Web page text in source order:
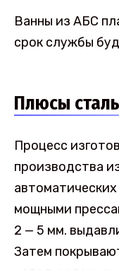
Ванны из АБС
срок службы
Плюсы
Процесс
производства
мощными
2 — 5 мм.
Затем